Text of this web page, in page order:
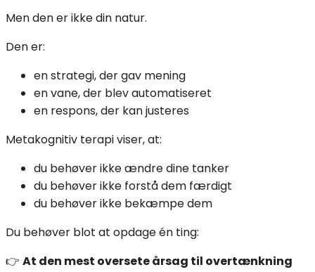
Men den er ikke din natur.
Den er:
en strategi, der gav mening
en vane, der blev automatiseret
en respons, der kan justeres
Metakognitiv terapi viser, at:
du behøver ikke ændre dine tanker
du behøver ikke forstå dem færdigt
du behøver ikke bekæmpe dem
Du behøver blot at opdage én ting:
👉 At den mest oversete årsag til overtænkning